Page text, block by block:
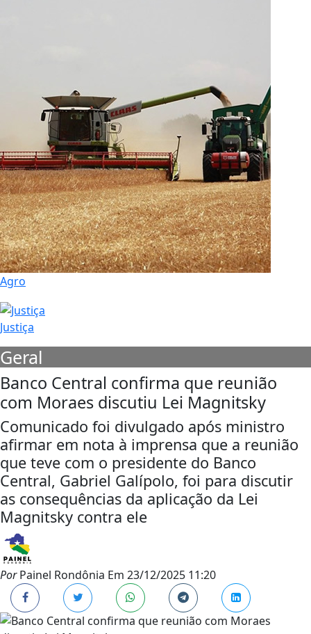
Agro
Justiça
Geral
Banco Central confirma que reunião
com Moraes discutiu Lei Magnitsky
Comunicado foi divulgado após ministro
afirmar em nota à imprensa que a reunião
que teve com o presidente do Banco
Central, Gabriel Galípolo, foi para discutir
as consequências da aplicação da Lei
Magnitsky contra ele
PorPainel Rondônia Em 23/12/2025 11:20